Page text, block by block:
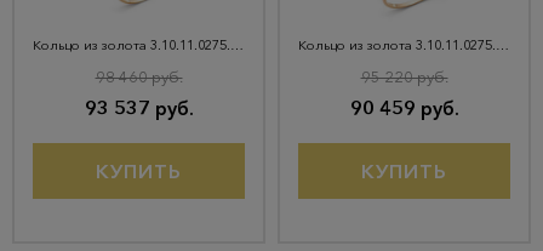
Кольцо из золота 3.10.11.0275.14-2045
93 537 руб.
98 460 руб.
КУПИТЬ
Кольцо из золота 3.10.11.0275.14-1881
90 459 руб.
95 220 руб.
КУПИТЬ